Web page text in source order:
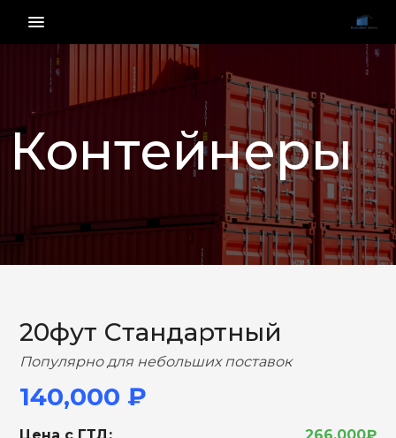
menu_vert
Контейнеры
НАЗАД ВПЕРЕД
20фут Стандартный
Популярно для небольших поставок
140,000 ₽